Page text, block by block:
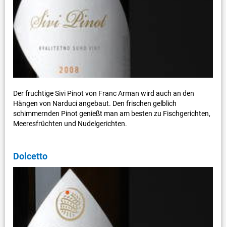
Der fruchtige Sivi Pinot von Franc Arman wird auch an den
Hängen von Narduci angebaut. Den frischen gelblich
schimmernden Pinot genießt man am besten zu Fischgerichten,
Meeresfrüchten und Nudelgerichten.
Dolcetto